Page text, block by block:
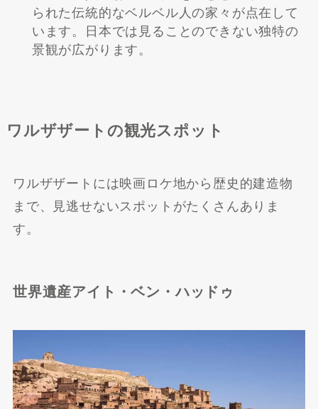
られた伝統的なベルベル人の家々が点在して
います。日本では見ることのできない独特の
景観が広がります。
ワルザザートの観光スポット
ワルザザートには映画ロケ地から歴史的建造物
まで、見逃せないスポットがたくさんありま
す。
世界遺産アイト・ベン・ハッドゥ